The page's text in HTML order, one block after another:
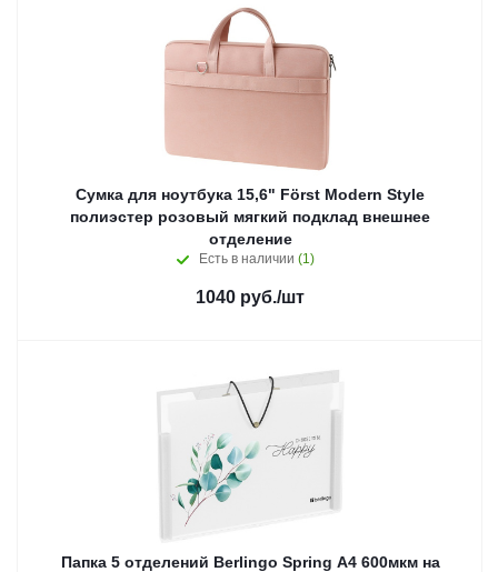
Сумка для ноутбука 15,6" Först Modern Style
полиэстер розовый мягкий подклад внешнее
отделение
Есть в наличии (1)
1040 руб./шт
Папка 5 отделений Berlingo Spring А4 600мкм на